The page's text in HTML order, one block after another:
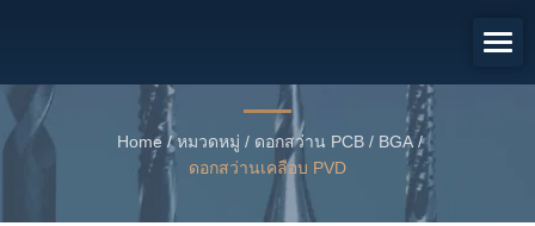
Home / หมวดหมู่ / ดอกสว่าน PCB / BGA /
ดอกสว่านเคลือบ PVD